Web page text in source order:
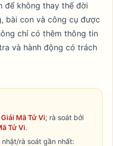
để không thay thế đời
bài con và công cụ được
chỉ có thêm thông tin
và hành động có trách
Mã Tử Vi; rà soát bởi
Tử Vi.
nhật/rà soát gần nhất: